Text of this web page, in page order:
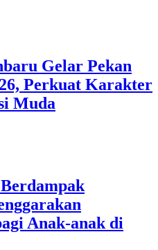
Gelar Pekan
Perkuat Karakter
Muda
Anak-anak di